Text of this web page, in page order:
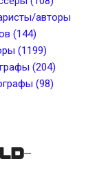
авторы
(144)
(1199)
(204)
(98)